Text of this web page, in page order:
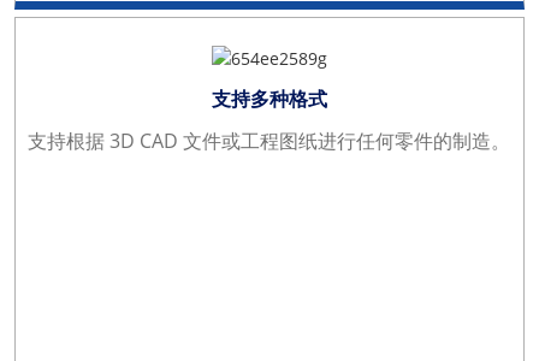
支持多种格式
支持根据 3D CAD 文件或工程图纸进行任何零件的制造。